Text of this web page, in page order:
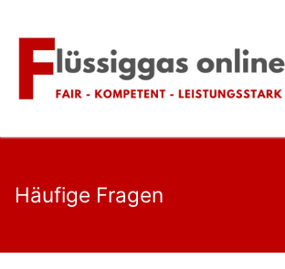
Inhalt
springen
Häufige Fragen